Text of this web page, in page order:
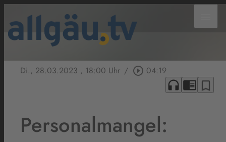
Di., 28.03.2023 , 18:00 Uhr / play_circle_outline 04:19
headphones chrome_reader_mode bookmark_border
Personalmangel: